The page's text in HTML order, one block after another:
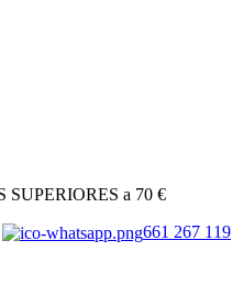
a 70 €
661 267 119